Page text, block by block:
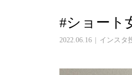
#ショート
2022.06.16 インスタ